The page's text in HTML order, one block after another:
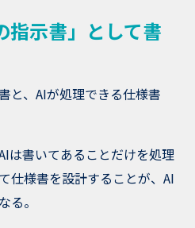
指示書」として書
と、AIが処理できる仕様書
は書いてあることだけを処理
仕様書を設計することが、AI
る。